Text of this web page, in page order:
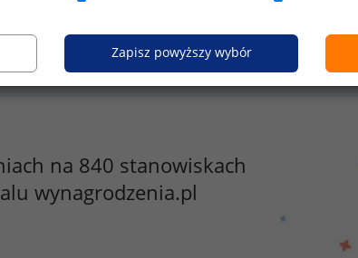
na 840 stanowiskach
wynagrodzenia.pl
Zapisz powyższy wybór